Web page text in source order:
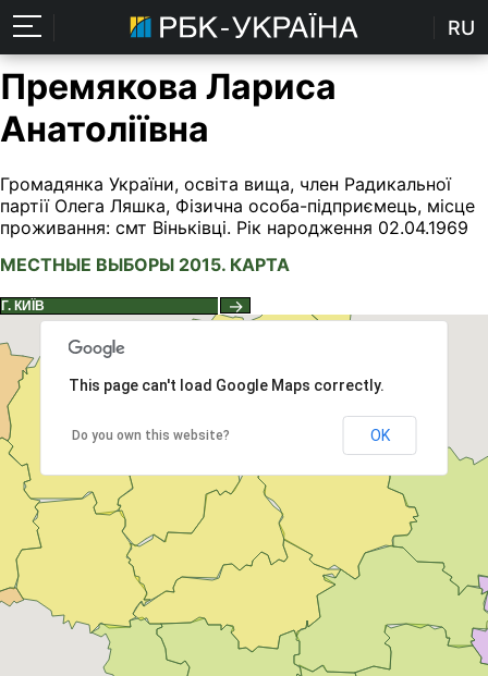
RU
Премякова Лариса
Анатоліївна
Громадянка України, освіта вища, член Радикальної
партії Олега Ляшка, Фізична особа-підприємець, місце
проживання: смт Віньківці. Рік народження 02.04.1969
МЕСТНЫЕ ВЫБОРЫ 2015. КАРТА
→
This page can't load Google Maps correctly.
Do you own this website? OK